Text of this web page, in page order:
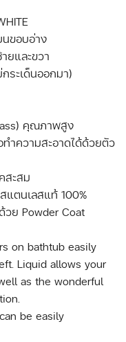
ขอบอ่าง
ยและขวา
ระเด็นออกมา)
คุณภาพสูง
ำความสะอาดได้ด้วยตัว
สะสม
ตนเลสแท้ 100%
ย Powder Coat
on bathtub easily
Liquid allows your
as the wonderful
be easily